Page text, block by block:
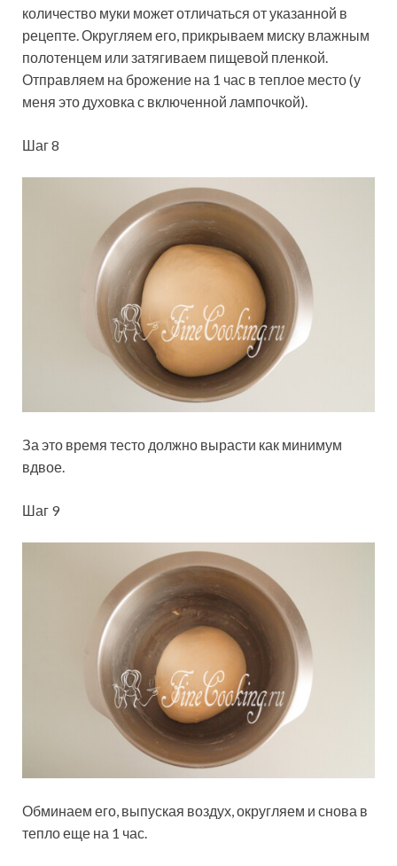
количество муки может отличаться от указанной в
рецепте. Округляем его, прикрываем миску влажным
полотенцем или затягиваем пищевой пленкой.
Отправляем на брожение на 1 час в теплое место (у
меня это духовка с включенной лампочкой).
Шаг 8
За это время тесто должно вырасти как минимум
вдвое.
Шаг 9
Обминаем его, выпуская воздух, округляем и снова в
тепло еще на 1 час.